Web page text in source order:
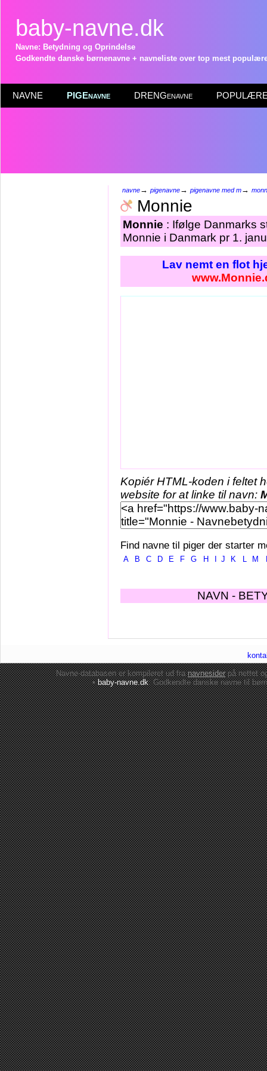
baby-navne.dk
Navne: Betydning og Oprindelse
Godkendte danske børnenavne + navneliste over top mest
NAVNE PIGEnavne DRENGenavne POPULÆRE
navne→ pigenavne→ pigenavne med m→
Monnie
Monnie : Ifølge Danmarks
Monnie i Danmark pr 1.
Lav nemt en flot
Kopiér HTML-koden i feltet
website for at linke til navn:
Find navne til piger der starter
A B C D E F G H J K L M
NAVN -
Navne-databasen er kompileret ud franavnesiderpå nettet
•baby-navne.dk: Godkendte danskenavne til børn